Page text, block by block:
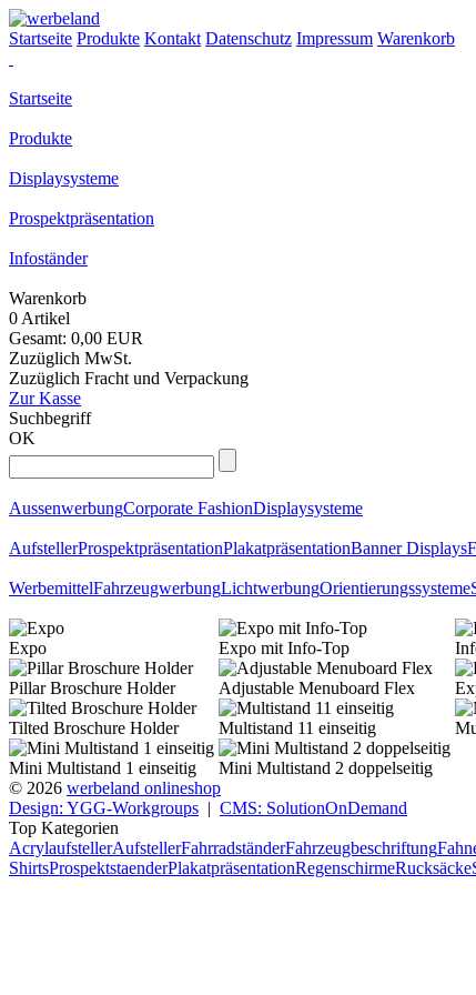
Startseite Produkte Kontakt Datenschutz Impressum Warenkorb
Startseite
Produkte
Displaysysteme
Prospektpräsentation
Infoständer
Warenkorb
0 Artikel
Gesamt: 0,00 EUR
Zuzüglich MwSt.
Zuzüglich Fracht und Verpackung
Zur Kasse
Suchbegriff
OK
AussenwerbungCorporate FashionDisplaysysteme
AufstellerProspektpräsentationPlakatpräsentationBanner Displays
WerbemittelFahrzeugwerbungLichtwerbungOrientierungssysteme
Expo Expo mit Info-Top
Pillar Broschure Holder Adjustable Menuboard Flex
Tilted Broschure Holder Multistand 11 einseitig
Mini Multistand 1 einseitig
Mini Multistand 2 doppelseitig
© 2026 werbeland onlineshop
Design: YGG-Workgroups | CMS: SolutionOnDemand
Top Kategorien
AcrylaufstellerAufstellerFahrradständerFahrzeugbeschriftung
ShirtsProspektstaenderPlakatpräsentationRegenschirmeRucksäcke